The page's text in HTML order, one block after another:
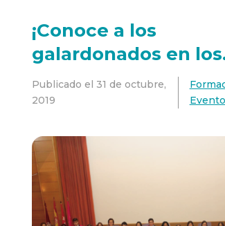
¡Conoce a los
galardonados en los
Premios Proclinic a
Excelencia!
Publicado el 31 de octubre,
2019